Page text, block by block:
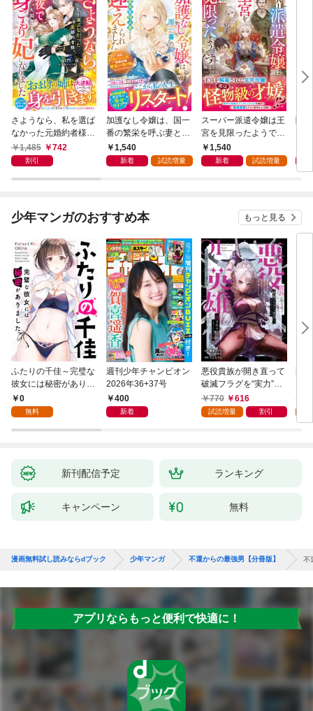
さようなら、私を選ば
なかった元婚約者様。
一夜で大国君主の身ご
もり妃になりました
1,485 742
割引
加護なし令嬢は、国一
番の繁栄を呼ぶ妻とし
て迎えられました～無
能と捨てられた私、ど
1,540
新着 試読増量
スーパー派遣令嬢は王
宮を見限ったようです
～私を不当解雇した元
上司へ。我が家の正
1,540
新着 試読増量
は
追
辺
少年マンガのおすすめ本 もっと見る
ふたりの千佳～完璧な
彼女には秘密がありま
した(1)
0
無料
週刊少年チャンピオン
2026年36+37号
400
新着
悪役貴族が開き直って
破滅フラグを“実力”で
叩き折っていたら、い
つの間にかヒロイン達
770 616
試読増量 割引
弱
新刊配信予定 ランキング
キャンペーン 無料
漫画無料試し読みならdブック 少年マンガ 不運からの最強男【分冊版】 不
アプリならもっと便利で快適に！